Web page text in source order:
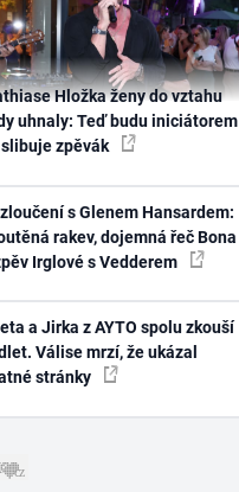
Hložka ženy do vztahu
uhnaly: Teď budu iniciátorem
zpěvák
s Glenem Hansardem:
rakev, dojemná řeč Bona
Irglové s Vedderem
a Jirka z AYTO spolu zkouší
Válise mrzí, že ukázal
stránky